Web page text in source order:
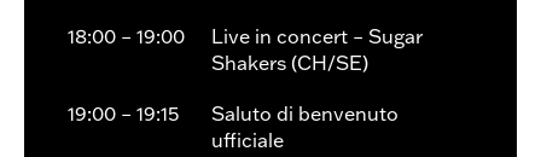
18:00 – 19:00
Live in concert – Sugar
Shakers (CH/SE)
19:00 – 19:15
Saluto di benvenuto
ufficiale